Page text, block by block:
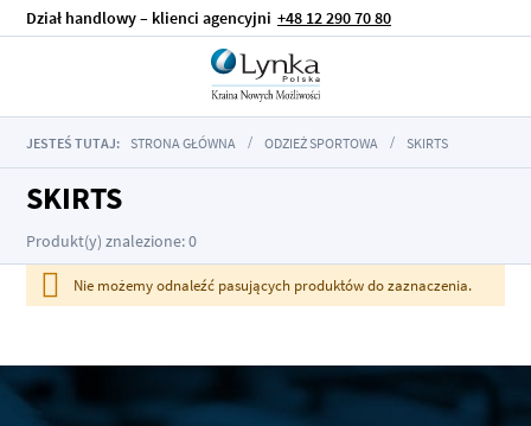
Dział handlowy – klienci agencyjni +48 12 290 70 80
JESTEŚ TUTAJ: STRONA GŁÓWNA ODZIEŻ SPORTOWA SKIRTS
SKIRTS
Produkt(y) znalezione: 0
Nie możemy odnaleźć pasujących produktów do zaznaczenia.